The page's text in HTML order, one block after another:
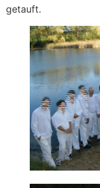
getauft.